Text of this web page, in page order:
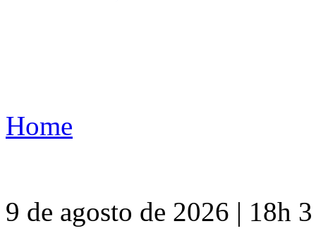
Home
9 de agosto de 2026 | 18h